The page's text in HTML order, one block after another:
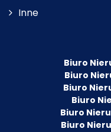
Inne
Biuro
Biuro
Biuro
Biuro
Biuro
Biuro